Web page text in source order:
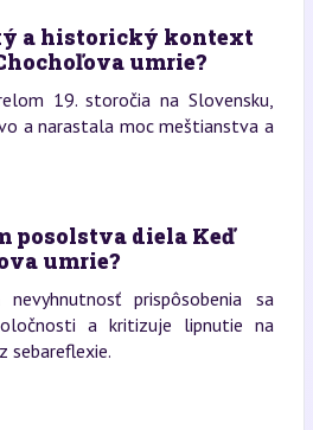
a historický kontext
umrie?
19. storočia na Slovensku,
a narastala moc meštianstva a
posolstva diela Keď
umrie?
prispôsobenia sa
a kritizuje lipnutie na
sebareflexie.